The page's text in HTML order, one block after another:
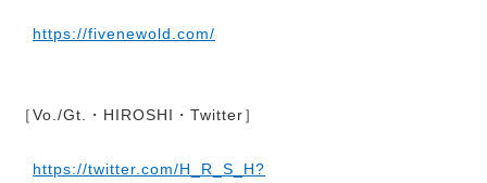
https://fivenewold.com/
［Vo./Gt.・HIROSHI・Twitter］
https://twitter.com/H_R_S_H?